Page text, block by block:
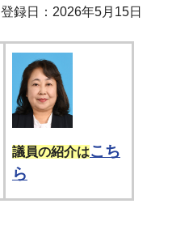
登録日：2026年5月15日
議員の紹介はこち
ら